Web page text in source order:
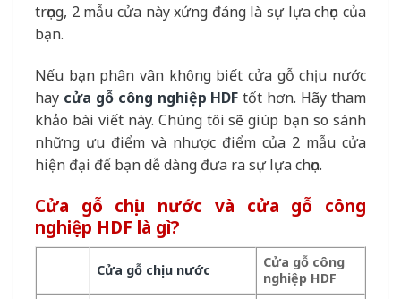
trọng, 2 mẫu cửa này xứng đáng là sự lựa chọn của
bạn.
Nếu bạn phân vân không biết cửa gỗ chịu nước
hay cửa gỗ công nghiệp HDF tốt hơn. Hãy tham
khảo bài viết này. Chúng tôi sẽ giúp bạn so sánh
những ưu điểm và nhược điểm của 2 mẫu cửa
hiện đại để bạn dễ dàng đưa ra sự lựa chọn.
Cửa gỗ chịu nước và cửa gỗ công
nghiệp HDF là gì?
Cửa gỗ chịu nước
Cửa gỗ công
nghiệp HDF